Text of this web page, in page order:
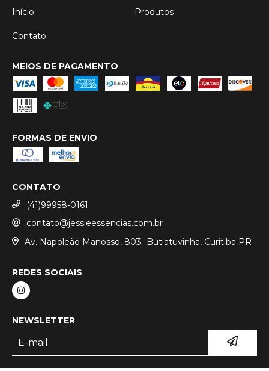
Início
Produtos
Contato
MEIOS DE PAGAMENTO
FORMAS DE ENVIO
CONTATO
(41)99958-0161
contato@jessieessencias.com.br
Av. Napoleão Manosso, 803- Butiatuvinha, Curitiba PR
REDES SOCIAIS
NEWSLETTER